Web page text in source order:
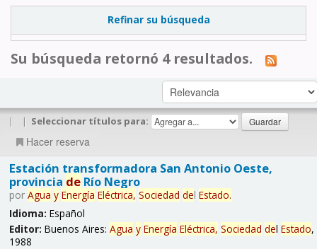
Refinar su búsqueda
Su búsqueda retornó 4 resultados.
| | Seleccionar títulos para:
Hacer reserva
Estación transformadora San Antonio Oeste,
provincia deRío Negro
por Agua y Energía Eléctrica, Sociedad del Estado.
Idioma: Español
Editor: Buenos Aires: Agua y Energía Eléctrica, Sociedad del Estado,
1988